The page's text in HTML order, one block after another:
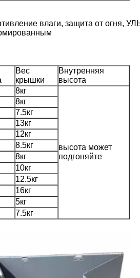
влаги, защита от
Вес
крышки
Внутренняя
высота
8кг
высота может
подгоняйте
8кг
7.5кг
13кг
12кг
8.5кг
8кг
10кг
12.5кг
16кг
5кг
7.5кг